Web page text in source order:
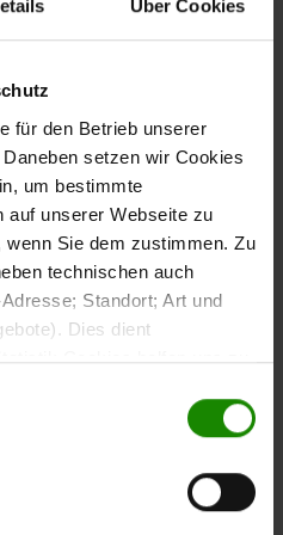
Über Cookies
für den Betrieb unserer
setzen wir Cookies
um bestimmte
auf unserer Webseite zu
Sie dem zustimmen. Zu
technischen auch
Standort; Art und
Dies dient
Cookies helfen uns zu
sammeln und sie
Zwecke auszuwerten.
Ihnen personalisierte
Media-Cookies ermöglichen
Esszimmer Serie
Sitzkomfort mit einer
Der
mit Prägung in
und harmonische
pulverbeschichtete
das Design mit einem
gleichzeitig Stabilität.
Rückenlehne unterstreicht
eignet sich der Stuhl für
und Tischgrößen.